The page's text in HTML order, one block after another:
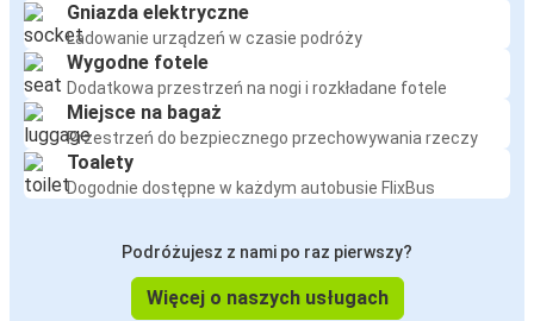
Gniazda elektryczne
Ładowanie urządzeń w czasie podróży
Wygodne fotele
Dodatkowa przestrzeń na nogi i rozkładane fotele
Miejsce na bagaż
Przestrzeń do bezpiecznego przechowywania rzeczy
Toalety
Dogodnie dostępne w każdym autobusie FlixBus
Podróżujesz z nami po raz pierwszy?
Więcej o naszych usługach